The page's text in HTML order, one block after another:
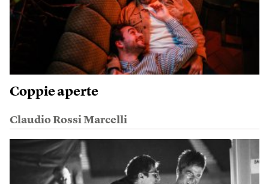
Coppie aperte
Claudio Rossi Marcelli